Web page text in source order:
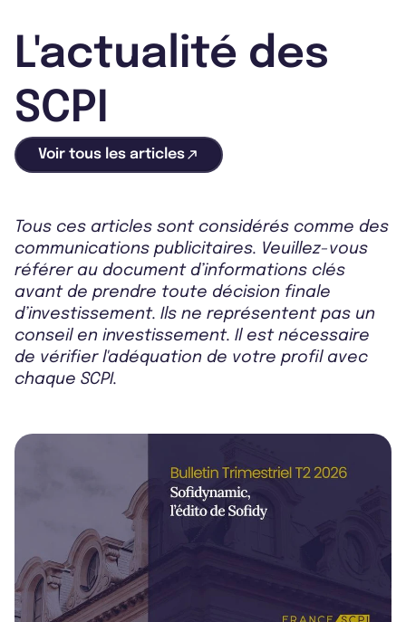
L'actualité des
SCPI
Voir tous les articles
Tous ces articles sont considérés comme des
communications publicitaires. Veuillez-vous
référer au document d’informations clés
avant de prendre toute décision finale
d’investissement. Ils ne représentent pas un
conseil en investissement. Il est nécessaire
de vérifier l'adéquation de votre profil avec
chaque SCPI.